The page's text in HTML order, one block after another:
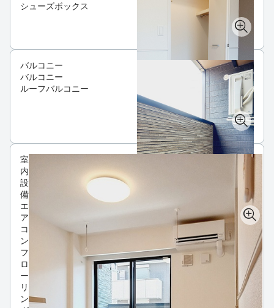
シューズボックス
バルコニー
バルコニー
ルーフバルコニー
室
内
設
備
エ
ア
コ
ン
フ
ロ
ー
リ
ン